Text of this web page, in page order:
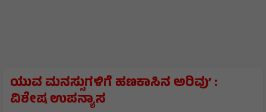
ಯುವ ಮನಸ್ಸುಗಳಿಗೆ ಹಣಕಾಸಿನ ಅರಿವು’ :
ವಿಶೇಷ ಉಪನ್ಯಾಸ